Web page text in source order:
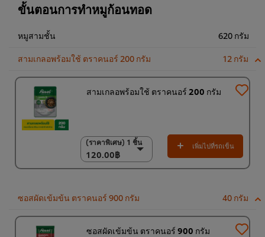
ขั้นตอนการทำหมูก้อนทอด
หมูสามชั้น 620 กรัม
สามเกลอพร้อมใช้ ตราคนอร์ 200 กรัม 12 กรัม
สามเกลอพร้อมใช้ ตราคนอร์ 200 กรัม
(ราคาพิเศษ) 1 ชิ้น
120.00฿
(ราคาพิเศษ) 1 ชิ้น
120.00฿
(ราคาพิเศษ) แพ็ค 10
1,200.00฿
เพิ่มไปที่รถเข็น
ซอสผัดเข้มข้น ตราคนอร์ 900 กรัม 40 กรัม
ซอสผัดเข้มข้น ตราคนอร์ 900 กรัม